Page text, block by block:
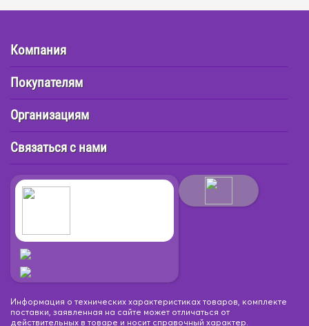
Компания
Покупателям
Организациям
Связаться с нами
Информация о технических характеристиках товаров, комплекте
поставки, заявленная на сайте может отличаться от
действительных в товаре и носит справочный характер.